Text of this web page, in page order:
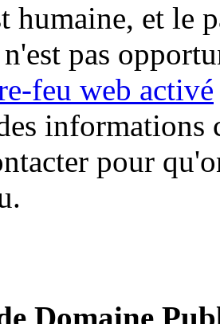
humaine, et le
pas
feu web activé
informations
pour